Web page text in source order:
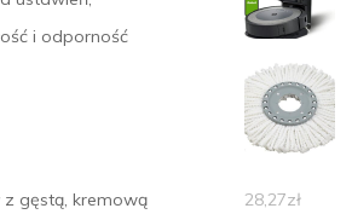
i odporność
gęstą, kremową
28,27zł